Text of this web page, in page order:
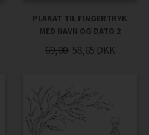
PLAKAT TIL FINGERTRYK
MED NAVN OG DATO 2
69,00 58,65 DKK